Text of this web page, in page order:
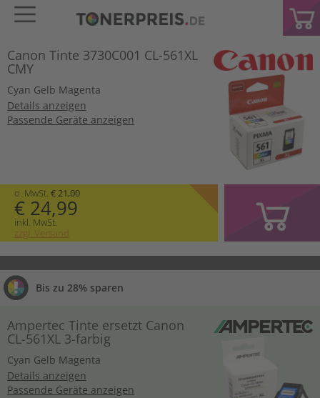
Canon Tinte 3730C001 CL-561XL
CMY
Cyan Gelb Magenta
Details anzeigen
Passende Geräte anzeigen
o. MwSt. € 21,00
€ 24,99
inkl. MwSt.
zzgl. Versand
Bis zu 28% sparen
Ampertec Tinte ersetzt Canon
CL-561XL 3-farbig
Cyan Gelb Magenta
Details anzeigen
Passende Geräte anzeigen